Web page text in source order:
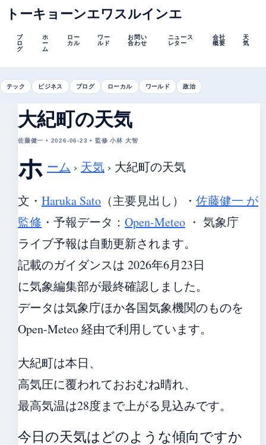
トーキョーンエワスルインエ
ブ
ロ
グ
ホ
ー
ム
ロー
カル
ワー
ルド
お問い
合わせ
ニュース
レター
会社
概要
天
気
テック ビジネス ブログ ローカル ワールド 政治
大紀町の天気
佐藤健一 • 2026-06-23 • 監修 小林 大智
ホ ーム › 天気 › 大紀町の天気
文・ Haruka Sato （主要見出し） ・ 佐藤健一 が
監修 ・ 予報データ： Open-Meteo ・ 気象庁
ライブ予報は自動更新されます。
記載のガイダンスは 2026年6月23日
に気象編集部が最終確認しました。
データは気象庁ほか各国気象機関のものを
Open-Meteo 経由で利用しています。
大紀町は本日、
高気圧に覆われておおむね晴れ、
最高気温は28度まで上がる見込みです。
今日の天気はどのような傾向ですか